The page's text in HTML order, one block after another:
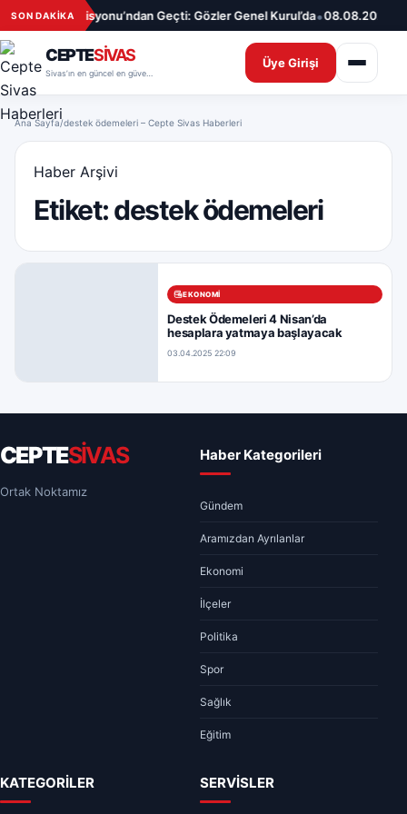
İçeriğe geç
SON DAKİKA
Adalet Komisyonu’ndan Geçti: Gözler Genel Kurul’da•08.08.2026 –
CEPTESİVAS Üye Girişi
Ana Sayfa/destek ödemeleri – Cepte Sivas Haberleri
Haber Arşivi
Etiket:destek ödemeleri
EKONOMI
Destek Ödemeleri 4 Nisan’da
hesaplara yatmaya başlayacak
03.04.2025 22:09
CEPTESİVAS
Ortak Noktamız
Haber Kategorileri
Gündem
Aramızdan Ayrılanlar
Ekonomi
İlçeler
Politika
Spor
Sağlık
Eğitim
KATEGORİLER SERVİSLER